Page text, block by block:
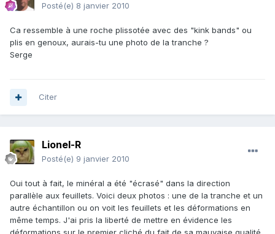
Posté(e) 8 janvier 2010
Ca ressemble à une roche plissotée avec des "kink bands" ou
plis en genoux, aurais-tu une photo de la tranche ?
Serge
Citer
Lionel-R
Posté(e) 9 janvier 2010
Oui tout à fait, le minéral a été "écrasé" dans la direction
parallèle aux feuillets. Voici deux photos : une de la tranche et un
autre échantillon ou on voit les feuillets et les déformations en
même temps. J'ai pris la liberté de mettre en évidence les